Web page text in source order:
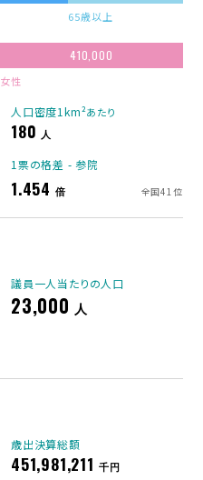
65歳以上
410,000
女性
人口密度1km²あたり
180 人
1票の格差 - 参院
1.454 倍 全国41位
議員一人当たりの人口
23,000 人
歳出決算総額
451,981,211 千円